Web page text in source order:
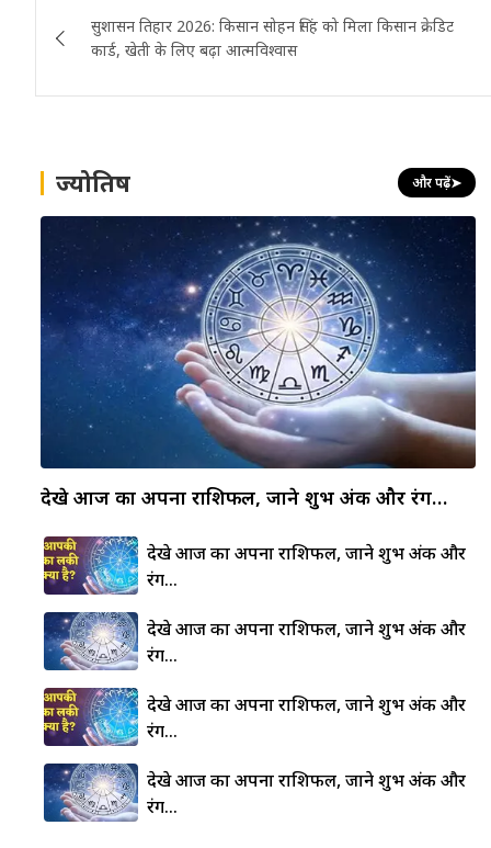
navigation
सुशासन तिहार 2026: किसान सोहन सिंह को मिला किसान क्रेडिट
कार्ड, खेती के लिए बढ़ा आत्मविश्वास
ज्योतिष और पढ़ें➤
देखे आज का अपना राशिफल, जाने शुभ अंक और रंग…
देखे आज का अपना राशिफल, जाने शुभ अंक और
रंग…
देखे आज का अपना राशिफल, जाने शुभ अंक और
रंग…
देखे आज का अपना राशिफल, जाने शुभ अंक और
रंग…
देखे आज का अपना राशिफल, जाने शुभ अंक और
रंग…